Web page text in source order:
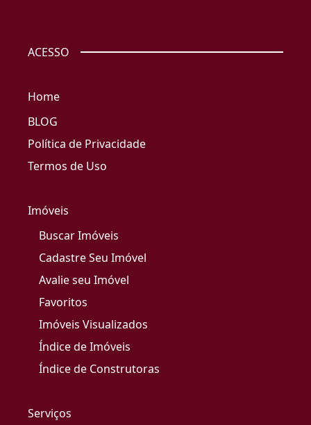
ACESSO
Home
BLOG
Política de Privacidade
Termos de Uso
Imóveis
Buscar Imóveis
Cadastre Seu Imóvel
Avalie seu Imóvel
Favoritos
Imóveis Visualizados
Índice de Imóveis
Índice de Construtoras
Serviços